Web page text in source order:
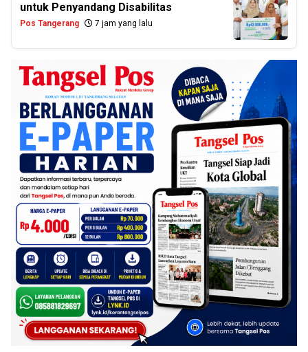
untuk Penyandang Disabilitas
Pos Tangerang 7 jam yang lalu